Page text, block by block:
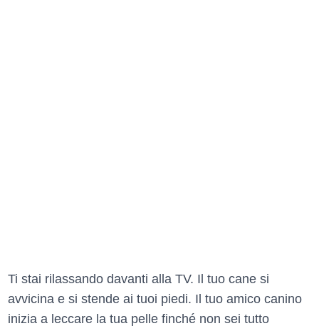
Ti stai rilassando davanti alla TV. Il tuo cane si
avvicina e si stende ai tuoi piedi. Il tuo amico canino
inizia a leccare la tua pelle finché non sei tutto